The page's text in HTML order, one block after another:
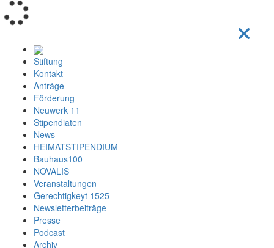
Stiftung
Kontakt
Anträge
Förderung
Neuwerk 11
Stipendiaten
News
HEIMATSTIPENDIUM
Bauhaus100
NOVALIS
Veranstaltungen
Gerechtigkeyt 1525
Newsletterbeiträge
Presse
Podcast
Archiv